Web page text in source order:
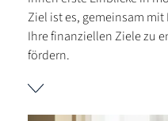
Ziel ist es, gemeinsam
Ihre finanziellen Ziele zu
fördern.